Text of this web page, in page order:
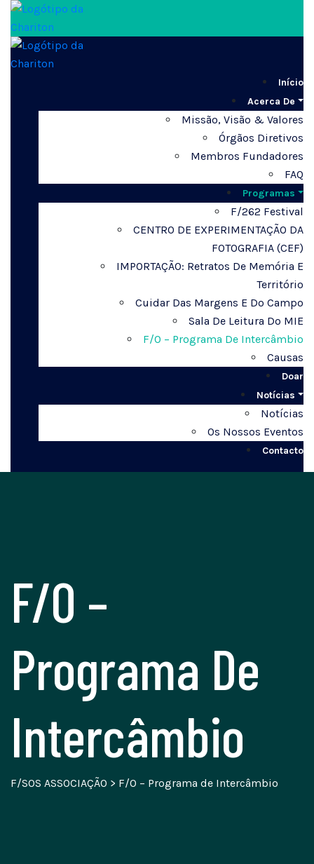
Início
Acerca De
Missão, Visão & Valores
Órgãos Diretivos
Membros Fundadores
FAQ
Programas
F/262 Festival
CENTRO DE EXPERIMENTAÇÃO DA
FOTOGRAFIA (CEF)
IMPORTAÇÃO: Retratos De Memória E
Território
Cuidar Das Margens E Do Campo
Sala De Leitura Do MIE
F/O – Programa De Intercâmbio
Causas
Doar
Notícias
Notícias
Os Nossos Eventos
Contacto
F/O –
Programa De
Intercâmbio
F/SOS ASSOCIAÇÃO > F/O – Programa de Intercâmbio